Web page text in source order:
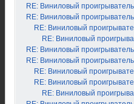
RE: Виниловый
RE: Виниловый
RE: Виниловый
RE: Виниловый
RE: Виниловый
RE: Виниловый
RE: Виниловый
RE: Виниловый
RE: Виниловый